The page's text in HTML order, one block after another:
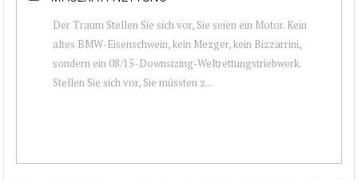
Der Traum Stellen Sie sich vor, Sie seien ein Motor. Kein
altes BMW-Eisenschwein, kein Mezger, kein Bizzarrini,
sondern ein 08/15-Downsizing-Weltrettungstriebwerk.
Stellen Sie sich vor, Sie müssten z...